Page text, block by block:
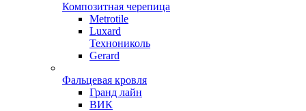
Композитная черепица
Metrotile
Luxard
Технониколь
Gerard
Фальцевая кровля
Гранд лайн
ВИК